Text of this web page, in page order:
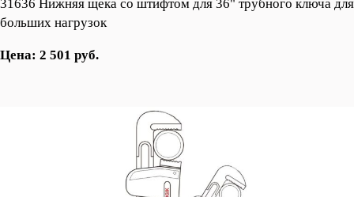
31636 Нижняя щека со штифтом для 36" трубного ключа для
больших нагрузок
Цена: 2 501 руб.